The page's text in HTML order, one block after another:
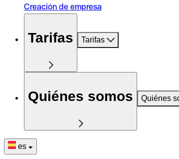
Creación de empresa
Tarifas Tarifas
Quiénes somos Quiénes
es